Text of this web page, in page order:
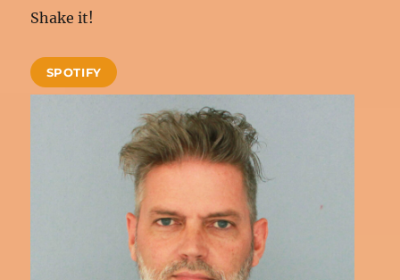
Shake it!
SPOTIFY